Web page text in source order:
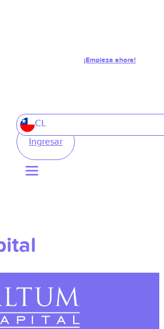
¡Empieza ahora!
CL
Ingresar